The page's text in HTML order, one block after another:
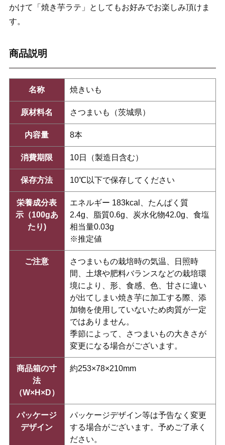
かけて「焼き芋ラテ」としてもお好みでお楽しみ頂けま
す。
商品説明
名称 焼きいも
原材料名 さつまいも（茨城県）
内容量 8本
消費期限 10日（製造日含む）
保存方法 10℃以下で保存してください
栄養成分表
示（100gあ
たり)
エネルギー 183kcal、たんぱく質
2.4g、脂質0.6g、炭水化物42.0g、食塩
相当量0.03g
※推定値
ご注意
さつまいもの栽培時の気温、日照時
間、土壌や肥料バランスなどの栽培環
境により、形、食感、色、甘さに違い
が出てしまい焼き芋に加工する際、添
加物を使用していないため肉質が一定
ではありません。
季節によって、さつまいもの大きさが
変更になる場合がございます。
商品箱の寸
法
（W×H×D）
約253×78×210mm
パッケージ
デザイン
パッケージデザイン等は予告なく変更
する場合がございます。予めご了承く
ださい。